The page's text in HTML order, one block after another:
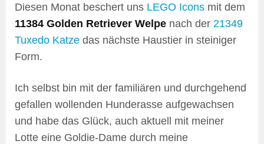
Diesen Monat beschert uns LEGO Icons mit dem
11384 Golden Retriever Welpe nach der 21349
Tuxedo Katze das nächste Haustier in steiniger
Form.
Ich selbst bin mit der familiären und durchgehend
gefallen wollenden Hunderasse aufgewachsen
und habe das Glück, auch aktuell mit meiner
Lotte eine Goldie-Dame durch meine